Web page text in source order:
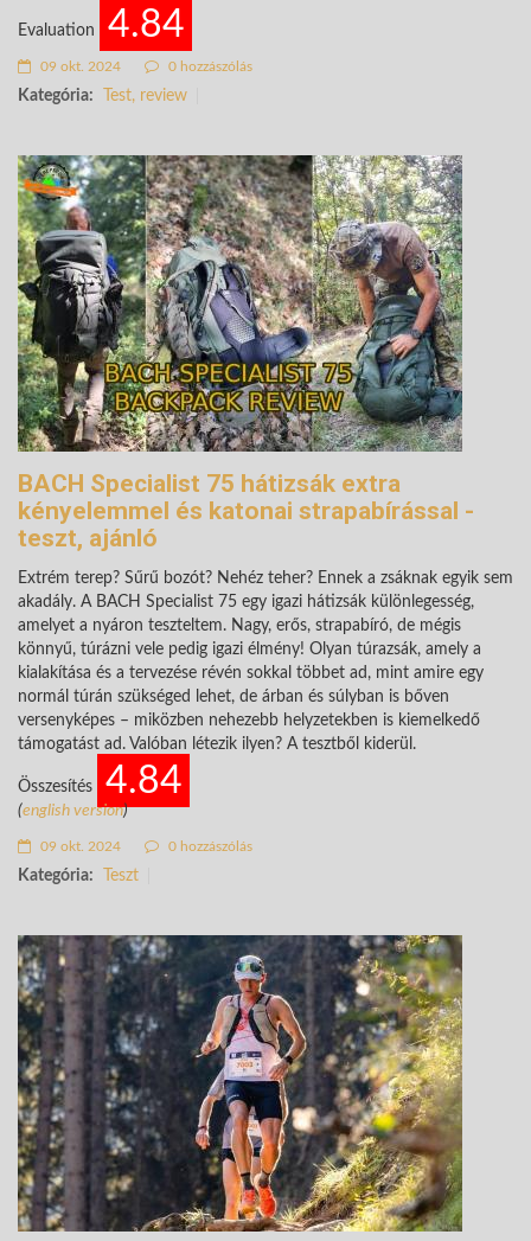
Evaluation 4.84
09 okt. 2024 0 hozzászólás
Kategória: Test, review
BACH Specialist 75 hátizsák extra
kényelemmel és katonai strapabírással -
teszt, ajánló
Extrém terep? Sűrű bozót? Nehéz teher? Ennek a zsáknak egyik sem
akadály. A BACH Specialist 75 egy igazi hátizsák különlegesség,
amelyet a nyáron teszteltem. Nagy, erős, strapabíró, de mégis
könnyű, túrázni vele pedig igazi élmény! Olyan túrazsák, amely a
kialakítása és a tervezése révén sokkal többet ad, mint amire egy
normál túrán szükséged lehet, de árban és súlyban is bőven
versenyképes – miközben nehezebb helyzetekben is kiemelkedő
támogatást ad. Valóban létezik ilyen? A tesztből kiderül.
Összesítés 4.84
(english version)
09 okt. 2024 0 hozzászólás
Kategória: Teszt